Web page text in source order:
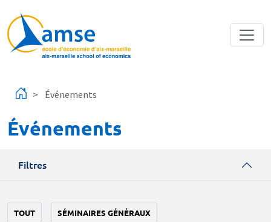
Événements
Événements
Filtres
TOUT SÉMINAIRES GÉNÉRAUX